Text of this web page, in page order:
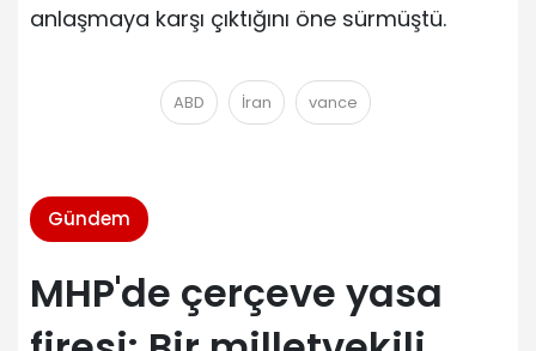
anlaşmaya karşı çıktığını öne sürmüştü.
ABD İran vance
Gündem
MHP'de çerçeve yasa